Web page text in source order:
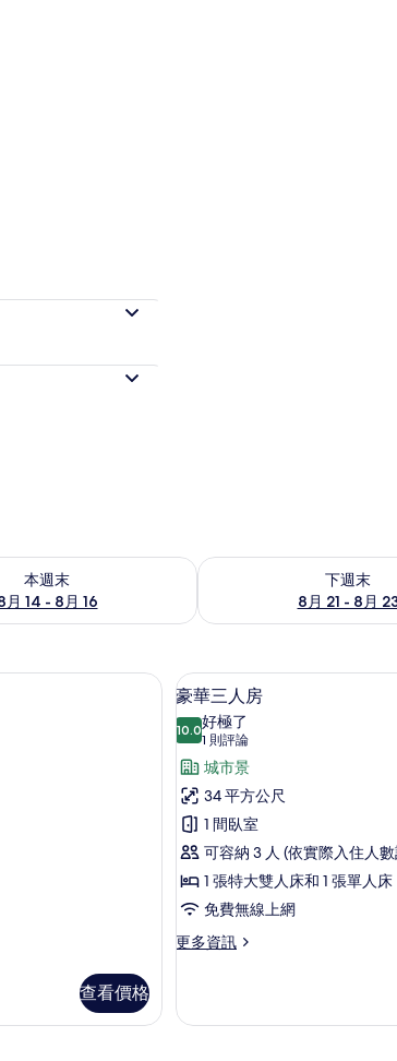
本週末
月 14 - 8月 16
14 - 8月 16) 的供應情況
下週末
8月 21 - 8月
查看下週末 (8月 21 - 8月
險箱、筆電工作空間、免費無線上網、床單
查看價格
顯
示
豪
華
三
人
房
的
所
有
10
豪華三人房
10.010.0 分，滿分 10 分
好極了
1 則評論
(1
則
評
論)
城市景
34 平方公尺
1 間臥室
可容納 3 人 (依實際入住人
1 張特大雙人床和 1 張單人床
免費無線上網
更多資訊
更
三